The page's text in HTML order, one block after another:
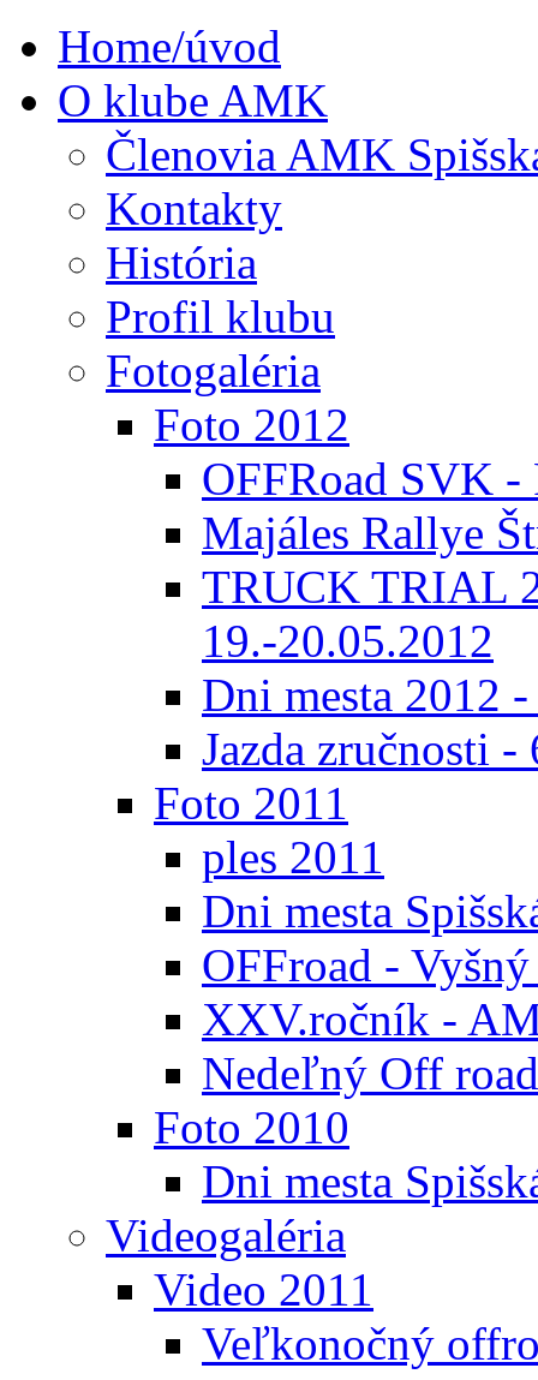
Home/úvod
O klube AMK
Členovia AMK
Kontakty
História
Profil klubu
Fotogaléria
Foto 2012
OFFRoad SVK -
Majáles Rallye
TRUCK TRIAL
19.-20.05.2012
Dni mesta 2012
Jazda zručnosti
Foto 2011
ples 2011
Dni mesta
OFFroad -
XXV.ročník -
Nedeľný Off
Foto 2010
Dni mesta
Videogaléria
Video 2011
Veľkonočný